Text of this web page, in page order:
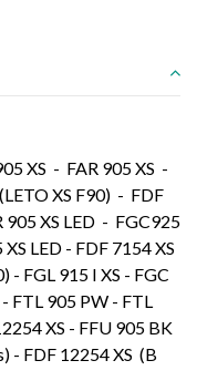
XS - FAR 905 XS -
XS F90) - FDF
XS LED - FGC925
LED - FDF 7154 XS
- FGL 915 I XS - FGC
- FTL 905 PW - FTL
XS - FFU 905 BK
- FDF 12254 XS (B